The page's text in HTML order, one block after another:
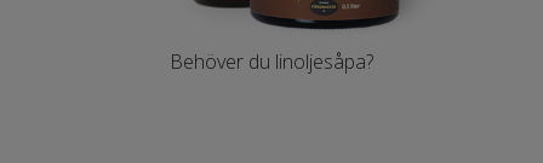
Behöver du linoljesåpa?